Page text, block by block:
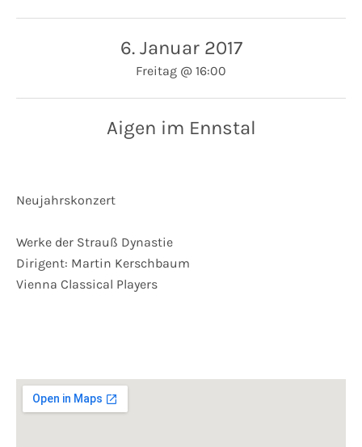
6. Januar 2017
Freitag @ 16:00
Aigen im Ennstal
Neujahrskonzert
Werke der Strauß Dynastie
Dirigent: Martin Kerschbaum
Vienna Classical Players